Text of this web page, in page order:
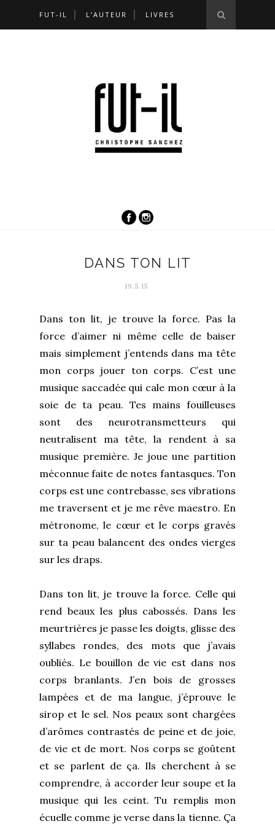
FUT-IL L’AUTEUR LIVRES
DANS TON LIT
19.5.15
Dans ton lit, je trouve la force. Pas la
force d’aimer ni même celle de baiser
mais simplement j’entends dans ma tête
mon corps jouer ton corps. C’est une
musique saccadée qui cale mon cœur à la
soie de ta peau. Tes mains fouilleuses
sont des neurotransmetteurs qui
neutralisent ma tête, la rendent à sa
musique première. Je joue une partition
méconnue faite de notes fantasques. Ton
corps est une contrebasse, ses vibrations
me traversent et je me rêve maestro. En
métronome, le cœur et le corps gravés
sur ta peau balancent des ondes vierges
sur les draps.
Dans ton lit, je trouve la force. Celle qui
rend beaux les plus cabossés. Dans les
meurtrières je passe les doigts, glisse des
syllabes rondes, des mots que j’avais
oubliés. Le bouillon de vie est dans nos
corps branlants. J’en bois de grosses
lampées et de ma langue, j’éprouve le
sirop et le sel. Nos peaux sont chargées
d’arômes contrastés de peine et de joie,
de vie et de mort. Nos corps se goûtent
et se parlent de ça. Ils cherchent à se
comprendre, à accorder leur soupe et la
musique qui les ceint. Tu remplis mon
écuelle comme je verse dans la tienne. Ça